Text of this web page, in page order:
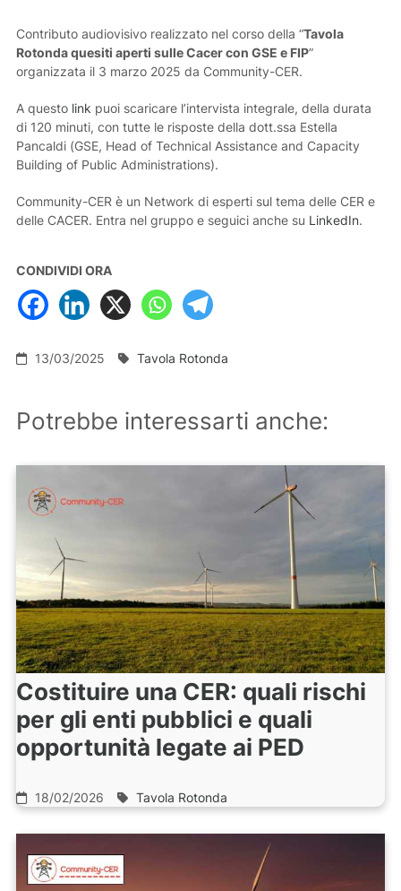
Contributo audiovisivo realizzato nel corso della “Tavola
Rotonda quesiti aperti sulle Cacer con GSE e FIP”
organizzata il 3 marzo 2025 da Community-CER.
A questo link puoi scaricare l’intervista integrale, della durata
di 120 minuti, con tutte le risposte della dott.ssa Estella
Pancaldi (GSE, Head of Technical Assistance and Capacity
Building of Public Administrations).
Community-CER è un Network di esperti sul tema delle CER e
delle CACER. Entra nel gruppo e seguici anche su LinkedIn.
CONDIVIDI ORA
13/03/2025 Tavola Rotonda
Potrebbe interessarti anche:
Costituire una CER: quali rischi
per gli enti pubblici e quali
opportunità legate ai PED
18/02/2026 Tavola Rotonda